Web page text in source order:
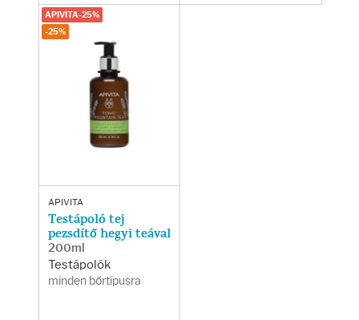
APIVITA
Testápoló tej
pezsdítő hegyi teával
200ml
Testápolók
minden bőrtípusra
APIVITA-25%
-25%